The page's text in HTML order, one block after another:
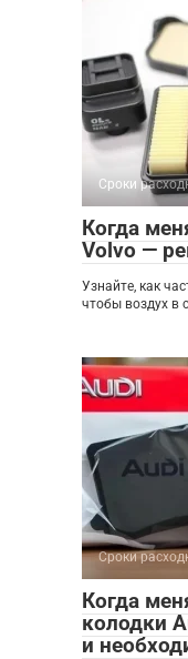
Сроки
Когда
Volvo —
Узнайте, как
чтобы воздух в
Сроки
Когда
колодки
и